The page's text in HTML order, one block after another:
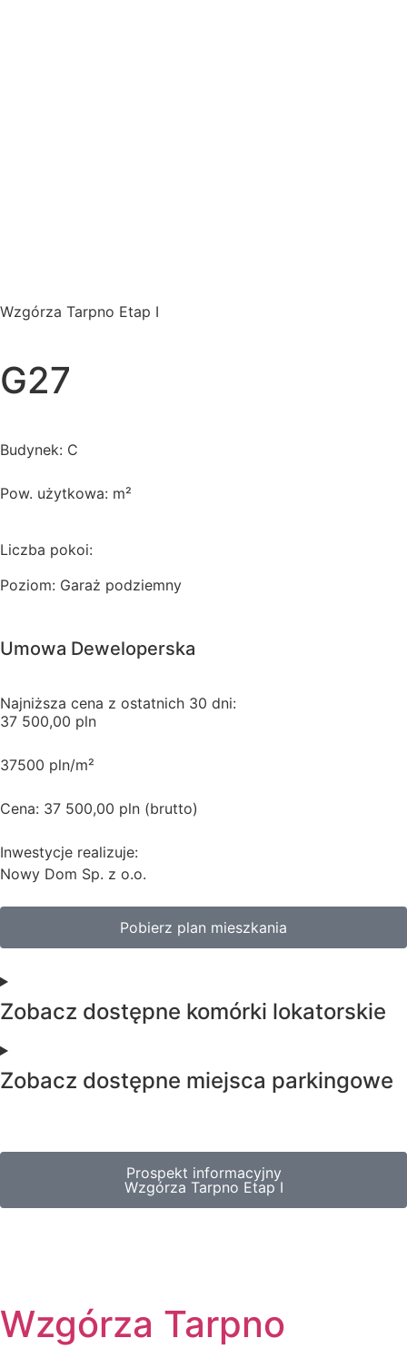
Wzgórza Tarpno Etap I
G27
Budynek: C
Pow. użytkowa: m²
Liczba pokoi:
Poziom: Garaż podziemny
Umowa Deweloperska
Najniższa cena z ostatnich 30 dni:
37 500,00 pln
37500 pln/m²
Cena: 37 500,00 pln (brutto)
Inwestycje realizuje:
Nowy Dom Sp. z o.o.
Pobierz plan mieszkania
Zobacz dostępne komórki lokatorskie
Zobacz dostępne miejsca parkingowe
Prospekt informacyjny
Wzgórza Tarpno Etap I
Wzgórza Tarpno